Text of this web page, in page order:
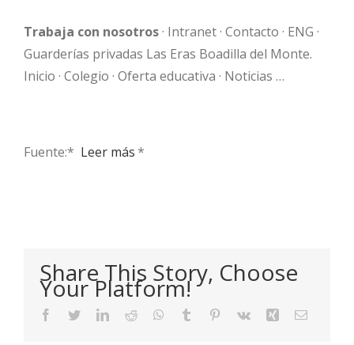
Trabaja con nosotros· Intranet · Contacto · ENG ·
Guarderías privadas Las Eras Boadilla del Monte.
Inicio · Colegio · Oferta educativa · Noticias …
Fuente:* ​ Leer más*
Share This Story, Choose
Your Platform!
Facebook
TwitterLinkedIn
Reddit WhatsApp
Tumblr Pinterest
Vk Xing Email